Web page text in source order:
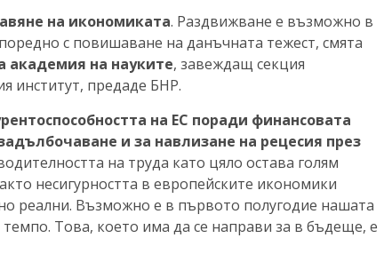
на икономиката. Раздвижване е възможно в
с повишаване на данъчната тежест, смята
академия на науките, завеждащ секция
институт, предаде БНР.
на ЕС поради финансовата
и за навлизане на рецесия през
на труда като цяло остава голям
несигурността в европейските икономики
реални. Възможно е в първото полугодие нашата
Това, което има да се направи за в бъдеще, е